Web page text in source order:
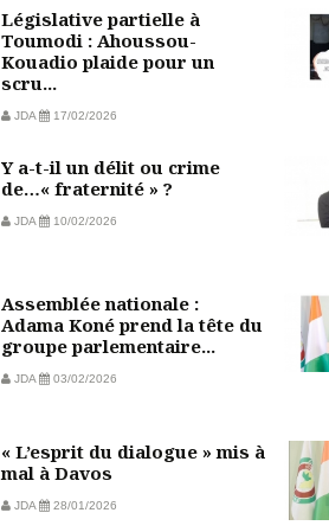
Législative partielle à
Toumodi : Ahoussou-
Kouadio plaide pour un
scru...
JDA 17/02/2026
Y a-t-il un délit ou crime
de…« fraternité » ?
JDA 10/02/2026
Assemblée nationale :
Adama Koné prend la tête du
groupe parlementaire...
JDA 03/02/2026
« L’esprit du dialogue » mis à
mal à Davos
JDA 28/01/2026